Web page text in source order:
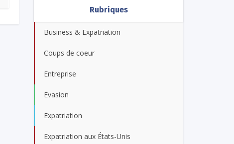
Rubriques
Business & Expatriation
Coups de coeur
Entreprise
Evasion
Expatriation
Expatriation aux États-Unis